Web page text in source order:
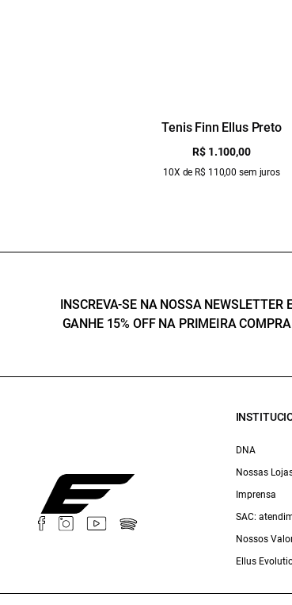
Tenis Finn Ellus Preto
R$ 1.100,00
10X de R$ 110,00 sem juros
INSCREVA-SE NA NOSSA NEWSLETTER
GANHE 15% OFF NA PRIMEIRA COMPRA
DNA
Nossas
Imprensa
SAC:
Nossos
Ellus